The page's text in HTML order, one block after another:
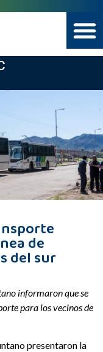
de
del sur
informaron que se
para los vecinos de
presentaron la